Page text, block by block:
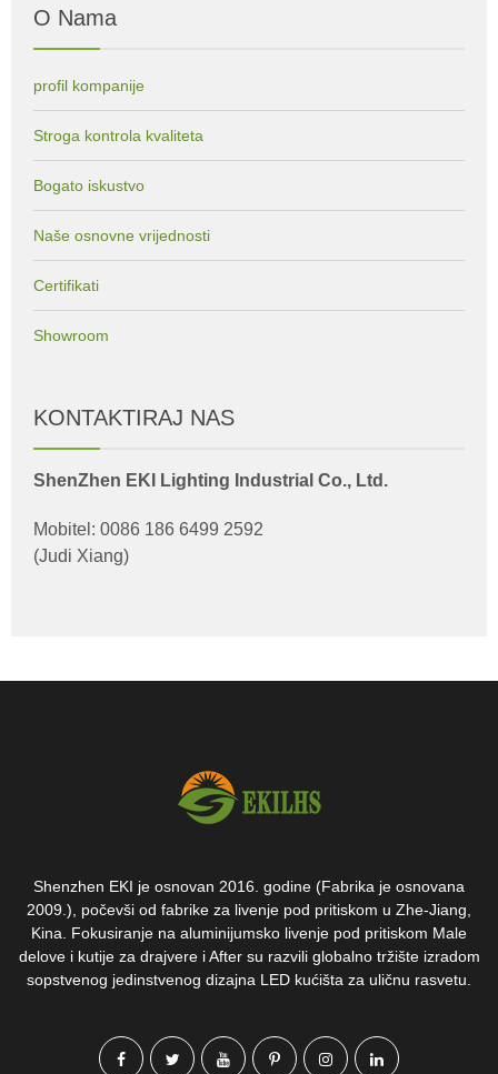
O Nama
profil kompanije
Stroga kontrola kvaliteta
Bogato iskustvo
Naše osnovne vrijednosti
Certifikati
Showroom
KONTAKTIRAJ NAS
ShenZhen EKI Lighting Industrial Co., Ltd.
Mobitel: 0086 186 6499 2592
(Judi Xiang)
Shenzhen EKI je osnovan 2016. godine (Fabrika je osnovana
2009.), počevši od fabrike za livenje pod pritiskom u Zhe-Jiang,
Kina. Fokusiranje na aluminijumsko livenje pod pritiskom Male
delove i kutije za drajvere i After su razvili globalno tržište izradom
sopstvenog jedinstvenog dizajna LED kućišta za uličnu rasvetu.